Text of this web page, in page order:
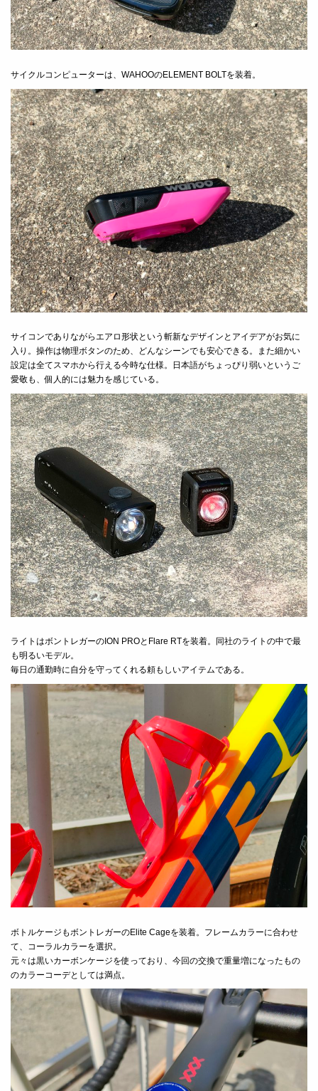
サイクルコンピューターは、WAHOOのELEMENT BOLTを装着。
サイコンでありながらエアロ形状という斬新なデザインとアイデアがお気に
入り。操作は物理ボタンのため、どんなシーンでも安心できる。また細かい
設定は全てスマホから行える今時な仕様。日本語がちょっぴり弱いというご
愛敬も、個人的には魅力を感じている。
ライトはボントレガーのION PROとFlare RTを装着。同社のライトの中で最
も明るいモデル。
毎日の通勤時に自分を守ってくれる頼もしいアイテムである。
ボトルケージもボントレガーのElite Cageを装着。フレームカラーに合わせ
て、コーラルカラーを選択。
元々は黒いカーボンケージを使っており、今回の交換で重量増になったもの
のカラーコーデとしては満点。